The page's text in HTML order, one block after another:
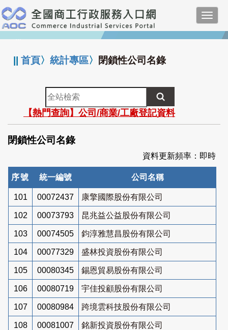
跳
到
主
要
:::
||首頁〉統計專區〉 閉鎖性公司名錄
全
站
檢
索
【熱門查詢】公司/商業/工廠登記資料
閉鎖性公司名錄
資料更新頻率：即時
序號 統一編號 公司名稱
101 00072437 康擎國際股份有限公司
102 00073793 昆兆益公益股份有限公司
103 00074505 鈞淳雅慧昌股份有限公司
104 00077329 盛林投資股份有限公司
105 00080345 錫恩貿易股份有限公司
106 00080719 宇佳投顧股份有限公司
107 00080984 跨境雲科技股份有限公司
108 00081007 銘新投資股份有限公司